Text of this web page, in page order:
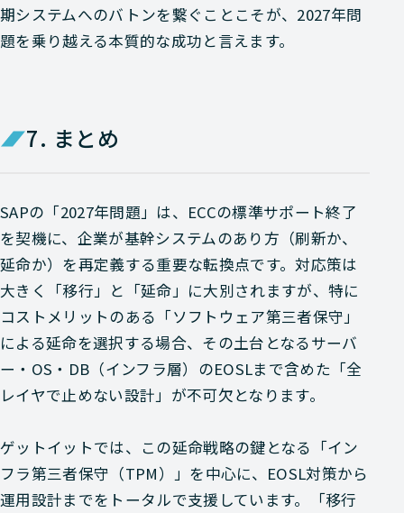
期システムへのバトンを繋ぐことこそが、2027年問
題を乗り越える本質的な成功と言えます。
7. まとめ
SAPの「2027年問題」は、ECCの標準サポート終了
を契機に、企業が基幹システムのあり方（刷新か、
延命か）を再定義する重要な転換点です。対応策は
大きく「移行」と「延命」に大別されますが、特に
コストメリットのある「ソフトウェア第三者保守」
による延命を選択する場合、その土台となるサーバ
ー・OS・DB（インフラ層）のEOSLまで含めた「全
レイヤで止めない設計」が不可欠となります。
ゲットイットでは、この延命戦略の鍵となる「イン
フラ第三者保守（TPM）」を中心に、EOSL対策から
運用設計までをトータルで支援しています。「移行